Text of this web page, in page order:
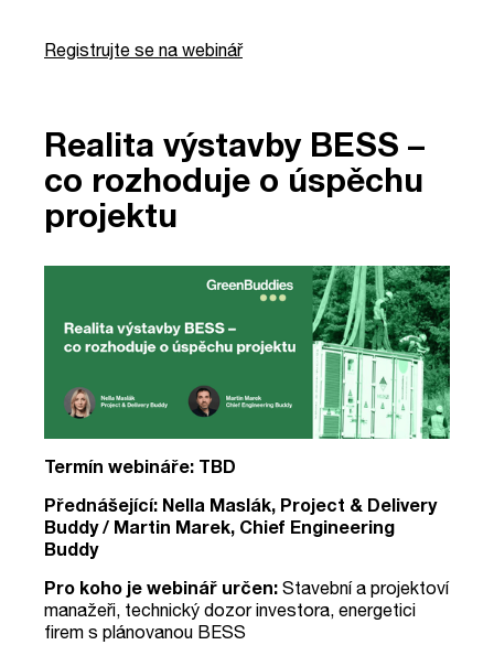
Registrujte se na webinář
Realita výstavby BESS –
co rozhoduje o úspěchu
projektu
Termín webináře: TBD
Přednášející: Nella Maslák, Project & Delivery
Buddy / Martin Marek, Chief Engineering
Buddy
Pro koho je webinář určen: Stavební a projektoví
manažeři, technický dozor investora, energetici
firem s plánovanou BESS